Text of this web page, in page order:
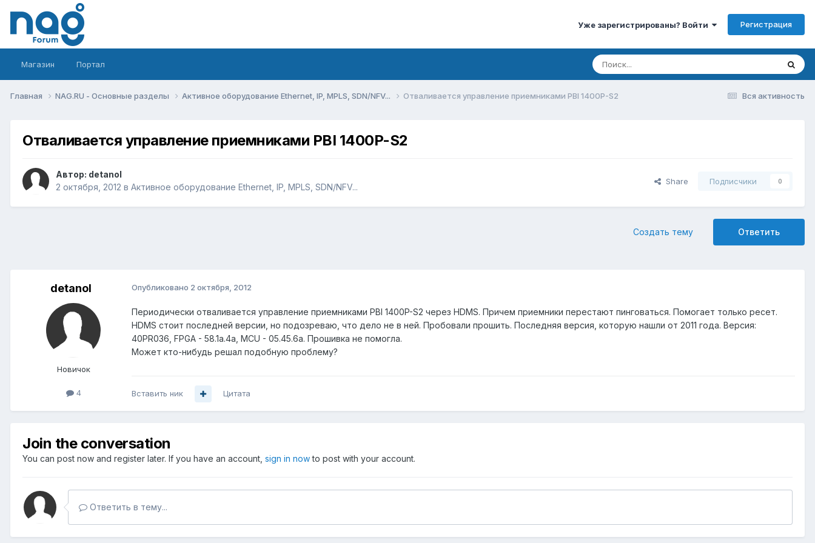
Уже зарегистрированы? Войти Регистрация
Магазин Портал
Вся активность
Главная NAG.RU - Основные разделы Активное оборудование Ethernet, IP, MPLS, SDN/NFV... Отваливается управление приемниками PBI 1400P-S2
Отваливается управление приемниками PBI 1400P-S2
Автор: detanol
2 октября, 2012 в Активное оборудование Ethernet, IP, MPLS, SDN/NFV...
Share Подписчики 0
Ответить
Создать тему
detanol
Новичок
4
Опубликовано 2 октября, 2012
Периодически отваливается управление приемниками PBI 1400P-S2 через HDMS. Причем приемники перестают пинговаться. Помогает только ресет.
HDMS стоит последней версии, но подозреваю, что дело не в ней. Пробовали прошить. Последняя версия, которую нашли от 2011 года. Версия:
40PR036, FPGA - 58.1a.4a, MCU - 05.45.6a. Прошивка не помогла.
Может кто-нибудь решал подобную проблему?
Вставить ник Цитата
Join the conversation
You can post now and register later. If you have an account, sign in nowto post with your account.
Ответить в тему...